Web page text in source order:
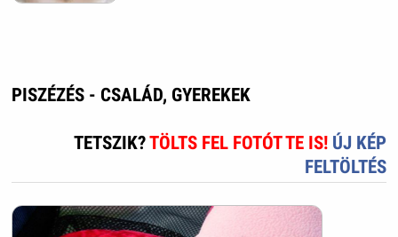
PISZÉZÉS - CSALÁD, GYEREKEK
TETSZIK?TÖLTS FEL FOTÓT TE IS! ÚJ KÉP
FELTÖLTÉS